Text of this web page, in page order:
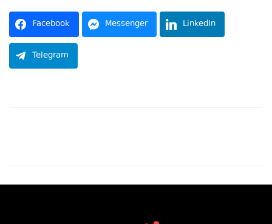
Facebook Messenger LinkedIn
Telegram